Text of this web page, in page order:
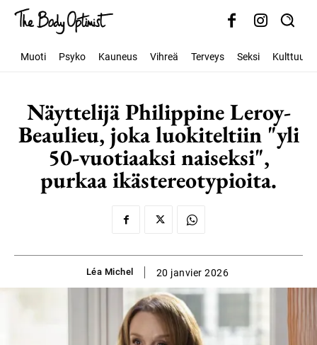
Muoti Psyko Kauneus Vihreä Terveys Seksi Kulttuuri
Näyttelijä Philippine Leroy-
Beaulieu, joka luokiteltiin "yli
50-vuotiaaksi naiseksi",
purkaa ikästereotypioita.
Léa Michel 20 janvier 2026